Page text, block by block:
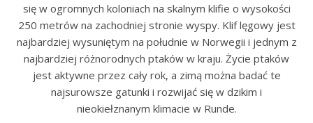
się w ogromnych koloniach na skalnym klifie o wysokości
250 metrów na zachodniej stronie wyspy. Klif lęgowy jest
najbardziej wysuniętym na południe w Norwegii i jednym z
najbardziej różnorodnych ptaków w kraju. Życie ptaków
jest aktywne przez cały rok, a zimą można badać te
najsurowsze gatunki i rozwijać się w dzikim i
nieokiełznanym klimacie w Runde.